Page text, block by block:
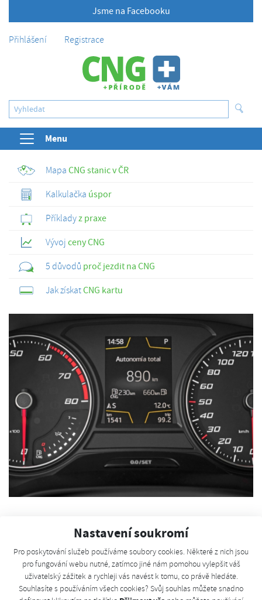
Nastavení soukromí
Pro poskytování služeb používáme soubory cookies. Některé z nich jsou
pro fungování webu nutné, zatímco jiné nám pomohou vylepšit váš
uživatelský zážitek a rychleji vás navést k tomu, co právě hledáte.
Souhlasíte s používáním všech cookies? Svůj souhlas můžete snadno
Jsme na Facebooku
Přihlášení Registrace
Menu
Mapa CNG stanic v ČR
Kalkulačka úspor
Příkladyz praxe
Vývoj ceny CNG
5 důvodů proč jezdit na CNG
Jak získatCNG kartu
Seat je evropským lídrem v
oblasti CNG. Techniku bude
vyvíjet pro celý koncern